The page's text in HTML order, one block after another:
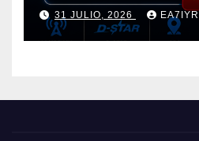
31 JULIO, 2026 EA7IYR